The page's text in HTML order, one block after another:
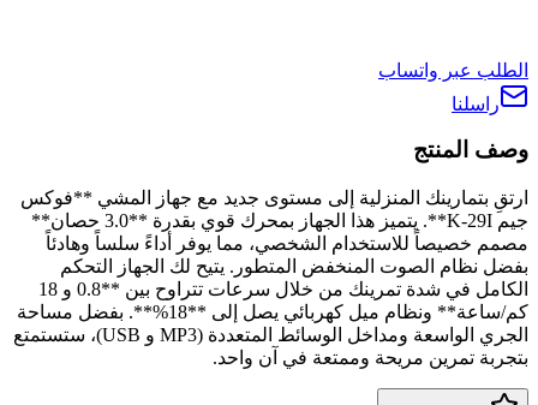
الطلب عبر واتساب
راسلنا
وصف المنتج
ارتقِ بتمارينك المنزلية إلى مستوى جديد مع جهاز المشي **فوكس
جيم K-29I**. يتميز هذا الجهاز بمحرك قوي بقدرة **3.0 حصان**
مصمم خصيصاً للاستخدام الشخصي، مما يوفر أداءً سلساً وهادئاً
بفضل نظام الصوت المنخفض المتطور. يتيح لك الجهاز التحكم
الكامل في شدة تمرينك من خلال سرعات تتراوح بين **0.8 و 18
كم/ساعة** ونظام ميل كهربائي يصل إلى **18%**. بفضل مساحة
الجري الواسعة ومداخل الوسائط المتعددة (MP3 و USB)، ستستمتع
بتجربة تمرين مريحة وممتعة في آن واحد.